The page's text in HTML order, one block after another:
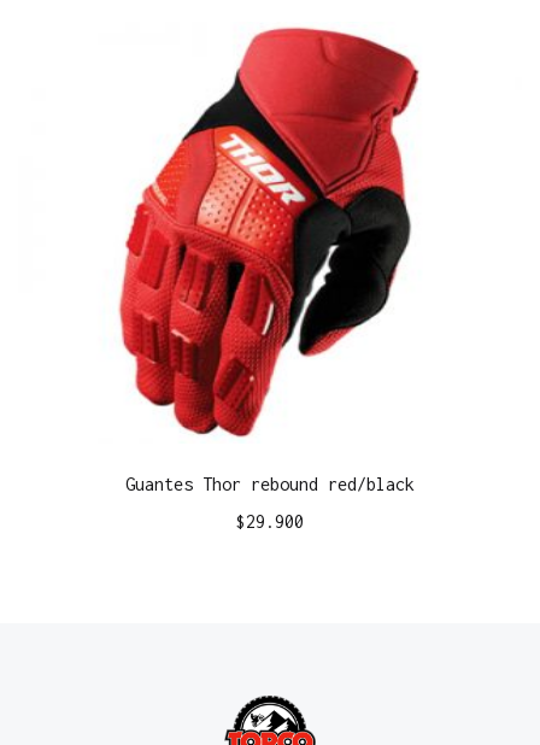
Guantes Thor rebound red/black
$29.900